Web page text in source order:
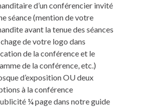
d’un conférencier invité
séance (mention de votre
avant la tenue des séances
de votre logo dans
de la conférence et le
de la conférence, etc.)
d’exposition OU deux
à la conférence
¼ page dans notre guide